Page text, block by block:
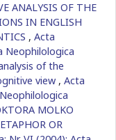
ANALYSIS OF THE
IN ENGLISH
, Acta
Neophilologica
of the
view , Acta
MOLKO
OR